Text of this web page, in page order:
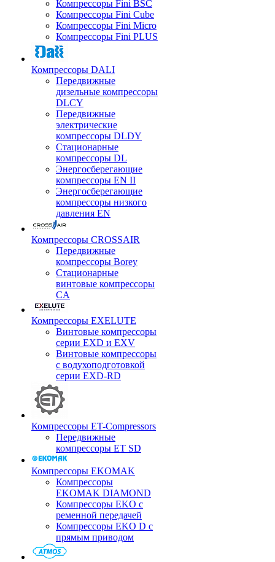
Компрессоры Fini BSC
Компрессоры Fini Cube
Компрессоры Fini Micro
Компрессоры Fini PLUS
Компрессоры DALI
Передвижные
дизельные компрессоры
DLCY
Передвижные
электрические
компрессоры DLDY
Стационарные
компрессоры DL
Энергосберегающие
компрессоры EN II
Энергосберегающие
компрессоры низкого
давления EN
Компрессоры CROSSAIR
Передвижные
компрессоры Borey
Стационарные
винтовые компрессоры
CA
Компрессоры EXELUTE
Винтовые компрессоры
серии EXD и EXV
Винтовые компрессоры
с водухоподготовкой
серии EXD-RD
Компрессоры ET-Compressors
Передвижные
компрессоры ET SD
Компрессоры EKOMAK
Компрессоры
EKOMAK DIAMOND
Компрессоры EKO c
ременной передачей
Компрессоры EKO D с
прямым приводом